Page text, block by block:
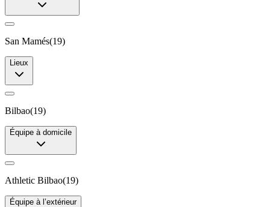
San Mamés(19)
Lieux
Bilbao(19)
Équipe à domicile
Athletic Bilbao(19)
Équipe à l’extérieur